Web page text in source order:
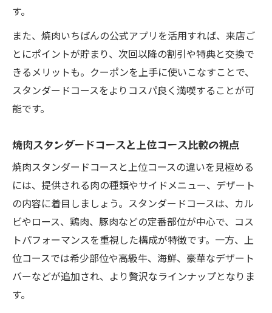
す。
また、焼肉いちばんの公式アプリを活用すれば、来店ご
とにポイントが貯まり、次回以降の割引や特典と交換で
きるメリットも。クーポンを上手に使いこなすことで、
スタンダードコースをよりコスパ良く満喫することが可
能です。
焼肉スタンダードコースと上位コース比較の視点
焼肉スタンダードコースと上位コースの違いを見極める
には、提供される肉の種類やサイドメニュー、デザート
の内容に着目しましょう。スタンダードコースは、カル
ビやロース、鶏肉、豚肉などの定番部位が中心で、コス
トパフォーマンスを重視した構成が特徴です。一方、上
位コースでは希少部位や高級牛、海鮮、豪華なデザート
バーなどが追加され、より贅沢なラインナップとなりま
す。